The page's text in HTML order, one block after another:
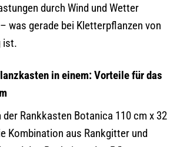
durch Wind und Wetter
was gerade bei Kletterpflanzen von
ist.
in einem: Vorteile für das
der Rankkasten Botanica 110 cm x 32
Kombination aus Rankgitter und